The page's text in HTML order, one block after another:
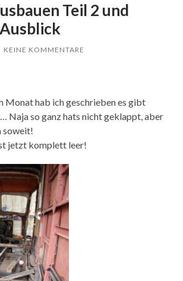
Teil 2 und
KEINE KOMMENTARE
Monat hab ich geschrieben es gibt
Naja so ganz hats nicht geklappt, aber
soweit!
jetzt komplett leer!